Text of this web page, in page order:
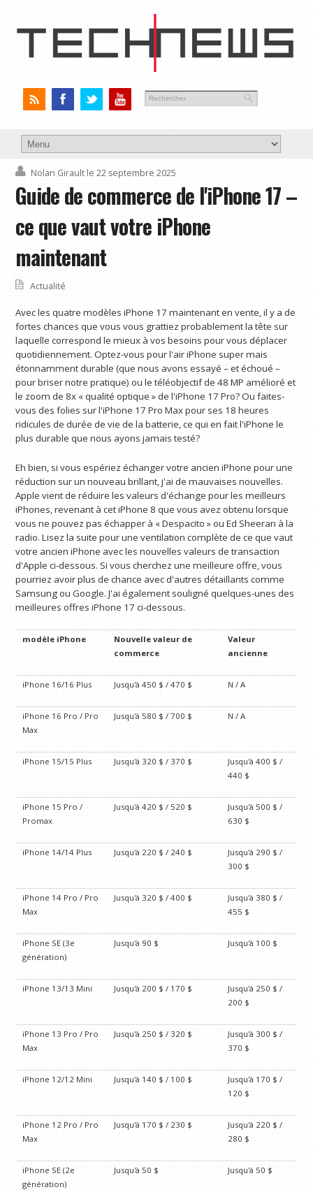
Nolan Girault le 22 septembre 2025
Guide de commerce de l'iPhone 17 –
ce que vaut votre iPhone
maintenant
Actualité
Avec les quatre modèles iPhone 17 maintenant en vente, il y a de
fortes chances que vous vous grattiez probablement la tête sur
laquelle correspond le mieux à vos besoins pour vous déplacer
quotidiennement. Optez-vous pour l'air iPhone super mais
étonnamment durable (que nous avons essayé – et échoué –
pour briser notre pratique) ou le téléobjectif de 48 MP amélioré et
le zoom de 8x « qualité optique » de l'iPhone 17 Pro? Ou faites-
vous des folies sur l'iPhone 17 Pro Max pour ses 18 heures
ridicules de durée de vie de la batterie, ce qui en fait l'iPhone le
plus durable que nous ayons jamais testé?
Eh bien, si vous espériez échanger votre ancien iPhone pour une
réduction sur un nouveau brillant, j'ai de mauvaises nouvelles.
Apple vient de réduire les valeurs d'échange pour les meilleurs
iPhones, revenant à cet iPhone 8 que vous avez obtenu lorsque
vous ne pouvez pas échapper à « Despacito » ou Ed Sheeran à la
radio. Lisez la suite pour une ventilation complète de ce que vaut
votre ancien iPhone avec les nouvelles valeurs de transaction
d'Apple ci-dessous. Si vous cherchez une meilleure offre, vous
pourriez avoir plus de chance avec d'autres détaillants comme
Samsung ou Google. J'ai également souligné quelques-unes des
meilleures offres iPhone 17 ci-dessous.
modèle iPhone
Nouvelle valeur de
commerce
Valeur
ancienne
iPhone 16/16 Plus Jusqu'à 450 $ / 470 $ N / A
iPhone 16 Pro / Pro
Max
Jusqu'à 580 $ / 700 $ N / A
iPhone 15/15 Plus Jusqu'à 320 $ / 370 $
Jusqu'à 400 $ /
440 $
iPhone 15 Pro /
Promax
Jusqu'à 420 $ / 520 $
Jusqu'à 500 $ /
630 $
iPhone 14/14 Plus Jusqu'à 220 $ / 240 $
Jusqu'à 290 $ /
300 $
iPhone 14 Pro / Pro
Max
Jusqu'à 320 $ / 400 $
Jusqu'à 380 $ /
455 $
iPhone SE (3e
génération)
Jusqu'à 90 $ Jusqu'à 100 $
iPhone 13/13 Mini Jusqu'à 200 $ / 170 $
Jusqu'à 250 $ /
200 $
iPhone 13 Pro / Pro
Max
Jusqu'à 250 $ / 320 $
Jusqu'à 300 $ /
370 $
iPhone 12/12 Mini Jusqu'à 140 $ / 100 $
Jusqu'à 170 $ /
120 $
iPhone 12 Pro / Pro
Max
Jusqu'à 170 $ / 230 $
Jusqu'à 220 $ /
280 $
iPhone SE (2e
génération)
Jusqu'à 50 $ Jusqu'à 50 $